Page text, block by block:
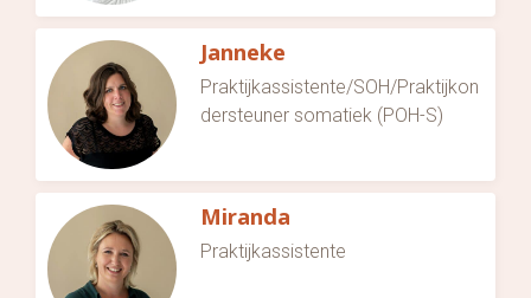
Janneke
Praktijkassistente/SOH/Praktijkon
dersteuner somatiek (POH-S)
Miranda
Praktijkassistente